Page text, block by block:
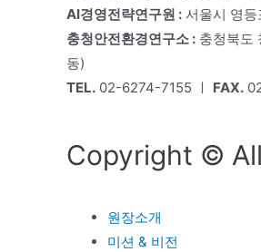
AI경영전략연구원 : 서울시 영
충청안전환경연구소 : 충청북도
동)
TEL. 02-6274-7155 ㅣ FAX.
Copyright ©
원장소개
미션 & 비전